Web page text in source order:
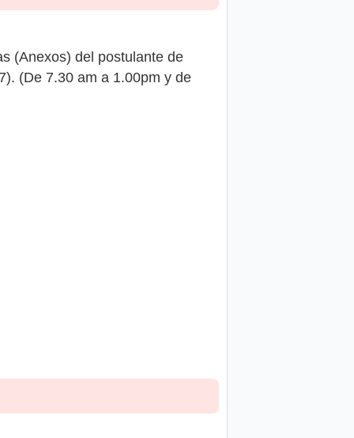
(Anexos) del postulante de
(De 7.30 am a 1.00pm y de